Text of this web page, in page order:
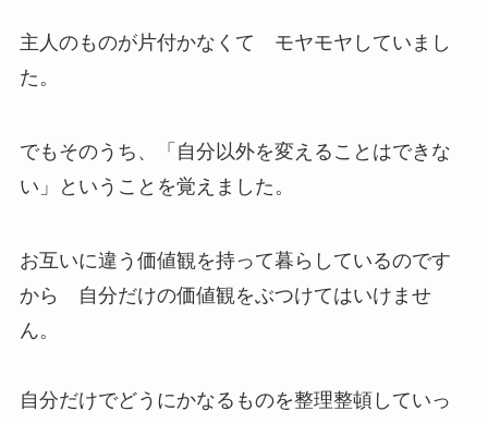
主人のものが片付かなくて モヤモヤしていまし
た。
でもそのうち、「自分以外を変えることはできな
い」ということを覚えました。
お互いに違う価値観を持って暮らしているのです
から 自分だけの価値観をぶつけてはいけませ
ん。
自分だけでどうにかなるものを整理整頓していっ